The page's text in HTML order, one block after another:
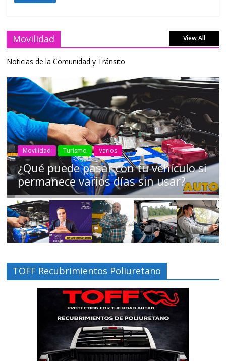
Movilidad View All
Noticias de la Comunidad y Tránsito
AEADE Industria Motociclismo Motos Movilidad
Campaña busca cambiar destino de
los motociclistas en la región
TOFF Recubrimientos Poliuretano